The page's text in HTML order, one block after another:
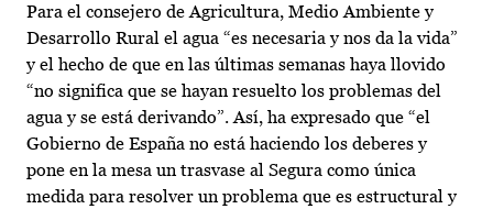
Para el consejero de Agricultura, Medio Ambiente y
Desarrollo Rural el agua “es necesaria y nos da la vida”
y el hecho de que en las últimas semanas haya llovido
“no significa que se hayan resuelto los problemas del
agua y se está derivando”. Así, ha expresado que “el
Gobierno de España no está haciendo los deberes y
pone en la mesa un trasvase al Segura como única
medida para resolver un problema que es estructural y